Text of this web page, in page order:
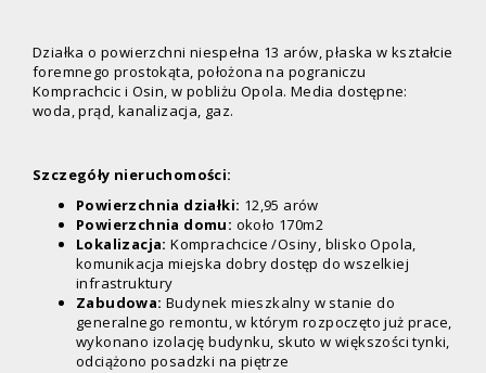
Działka o powierzchni niespełna 13 arów, płaska w kształcie
foremnego prostokąta, położona na pograniczu
Komprachcic i Osin, w pobliżu Opola. Media dostępne:
woda, prąd, kanalizacja, gaz.
Szczegóły nieruchomości:
Powierzchnia działki: 12,95 arów
Powierzchnia domu: około 170m2
Lokalizacja: Komprachcice /Osiny, blisko Opola,
komunikacja miejska dobry dostęp do wszelkiej
infrastruktury
Zabudowa: Budynek mieszkalny w stanie do
generalnego remontu, w którym rozpoczęto już prace,
wykonano izolację budynku, skuto w większości tynki,
odciążono posadzki na piętrze